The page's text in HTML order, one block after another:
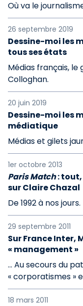
Où va le
26 septembre 2019
Dessine-moi les
tous ses états
Médias français,
Colloghan.
20 juin 2019
Dessine-moi les
médiatique
Médias et gilets
1er octobre 2013
Paris Match: tout,
sur Claire Chazal
De 1992 à nos jours.
29 septembre 2011
Sur France Inter,
« management »
… Au secours du
« corporatismes »
18 mars 2011